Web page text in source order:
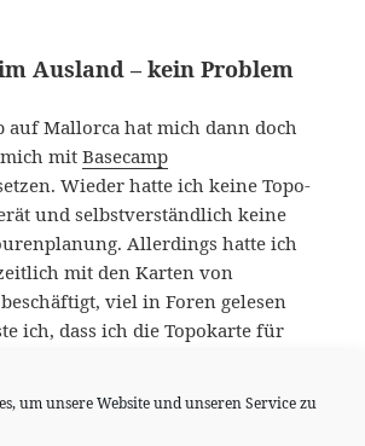
um unsere Website und unseren Service zu
Ausland – kein Problem
auf Mallorca hat mich dann doch
mich mitBasecamp
Wieder hatte ich keine Topo-
und selbstverständlich keine
Allerdings hatte ich
mit den Karten von
viel in Foren gelesen
ich, dass ich die Topokarte für
hat so einigermaßen funktioniert.